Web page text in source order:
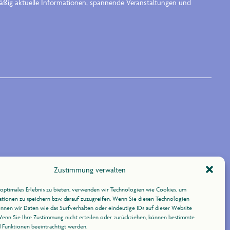
Zustimmung verwalten
Erlebnis zu bieten, verwenden wir Technologien wie Cookies, um
zu speichern bzw. darauf zuzugreifen. Wenn Sie diesen Technologien
wir Daten wie das Surfverhalten oder eindeutige IDs auf dieser Website
Sie Ihre Zustimmung nicht erteilen oder zurückziehen, können bestimmte
Funktionen beeinträchtigt werden.
aktuelle Informationen, spannende Veranstaltungen und